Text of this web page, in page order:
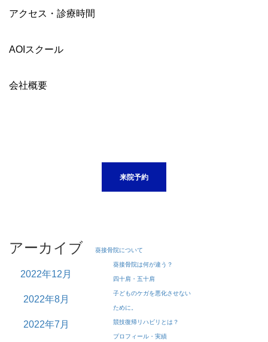
アクセス・診療時間
AOIスクール
会社概要
来院予約
アーカイブ
2022年12月
2022年8月
2022年7月
葵接骨院について
葵接骨院は何が違う？
四十肩・五十肩
子どものケガを悪化させない
ために。
競技復帰リハビリとは？
プロフィール・実績